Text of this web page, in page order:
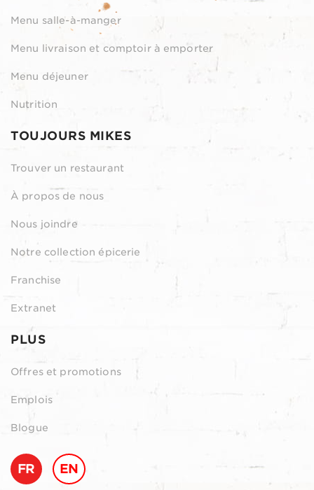
Menu salle-à-manger
Menu livraison et comptoir à emporter
Menu déjeuner
Nutrition
TOUJOURS MIKES
Trouver un restaurant
À propos de nous
Nous joindre
Notre collection épicerie
Franchise
Extranet
PLUS
Offres et promotions
Emplois
Blogue
FR EN